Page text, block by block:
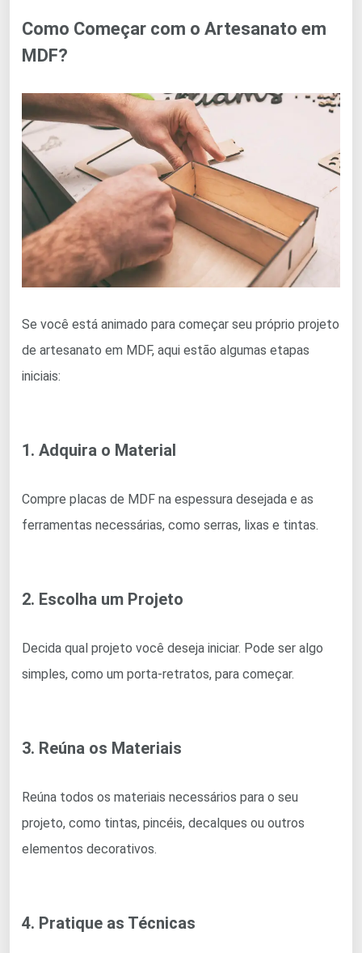
Como Começar com o Artesanato em
MDF?
Se você está animado para começar seu próprio projeto
de artesanato em MDF, aqui estão algumas etapas
iniciais:
1. Adquira o Material
Compre placas de MDF na espessura desejada e as
ferramentas necessárias, como serras, lixas e tintas.
2. Escolha um Projeto
Decida qual projeto você deseja iniciar. Pode ser algo
simples, como um porta-retratos, para começar.
3. Reúna os Materiais
Reúna todos os materiais necessários para o seu
projeto, como tintas, pincéis, decalques ou outros
elementos decorativos.
4. Pratique as Técnicas